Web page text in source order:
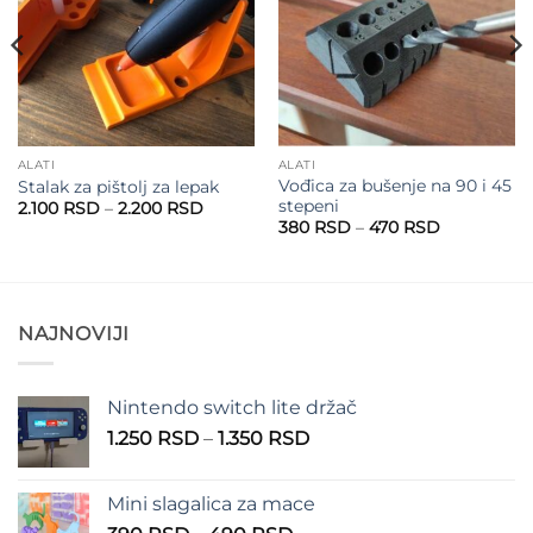
ALATI
Stalak za pištolj za lepak
2.100 RSD – 2.200 RSDRaspon
ALATI
Vođica za bušenje na 90 i 45
stepeni
380 RSD – 470 RSDRaspon
NAJNOVIJI
Nintendo switch lite držač
1.250 RSD – 1.350 RSDRaspon
1.250 RSD
Mini slagalica za mace